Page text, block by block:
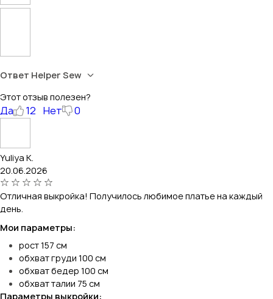
Ответ Helper Sew
Этот отзыв полезен?
Да 12 Нет 0
Yuliya K.
20.06.2026
Отличная выкройка! Получилось любимое платье на каждый
день.
Мои параметры:
рост 157 см
обхват груди 100 см
обхват бедер 100 см
обхват талии 75 см
Параметры выкройки: